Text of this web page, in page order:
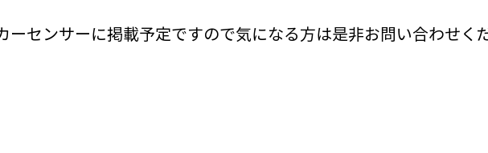
ーセンサーに掲載予定ですので気になる方は是非お問い合わせく